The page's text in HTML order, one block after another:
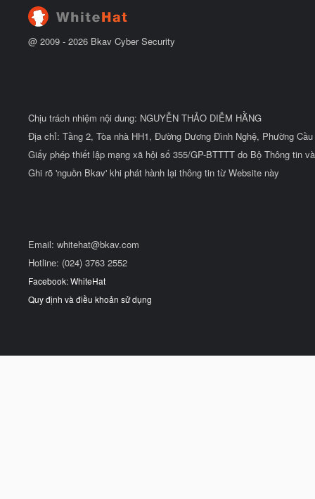
@ 2009 - 2026 Bkav Cyber Security
Chịu trách nhiệm nội dung: NGUYỄN THẢO DIỄM HẰNG
Địa chỉ: Tầng 2, Tòa nhà HH1, Đường Dương Đình Nghệ, Phường
Giấy phép thiết lập mạng xã hội số 355/GP-BTTTT do Bộ Thông tin
Ghi rõ 'nguồn Bkav' khi phát hành lại thông tin từ Website này
Email: whitehat@bkav.com
Hotline: (024) 3763 2552
Facebook: WhiteHat
Quy định và điều khoản sử dụng